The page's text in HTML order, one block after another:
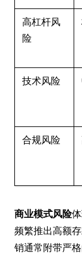
高杠杆风
险
技术风险
合规风险
商业模式风险
频繁推出高额
销通常附带严